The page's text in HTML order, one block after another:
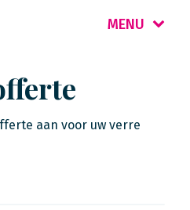
MENU
aan voor uw verre